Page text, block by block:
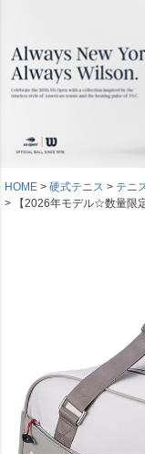
HOME 硬式テニス テニ
【2026年モデル☆数量限